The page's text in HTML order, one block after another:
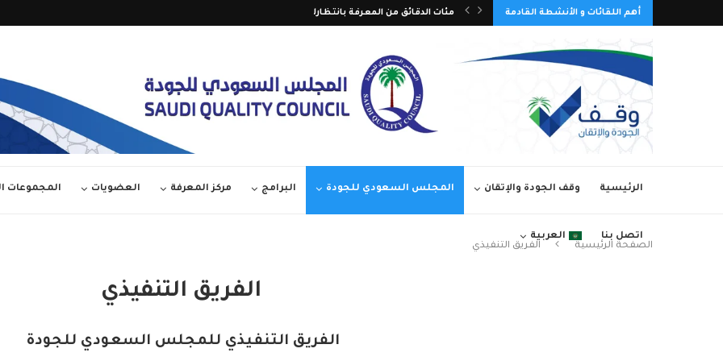
أهم اللقائات و الأنشطة القادمة تمديد فترة المشاركة في الدورة الأولى من (جائزة...
الرئيسية وقف الجودة والإتقان المجلس السعودي للجودة البرامج مركز المعرفة العضويات المجموعات
اتصل بنا العربية
الصفحة الرئيسية الفريق التنفيذي
الفريق التنفيذي
الفريق التنفيذي للمجلس السعودي للجودة